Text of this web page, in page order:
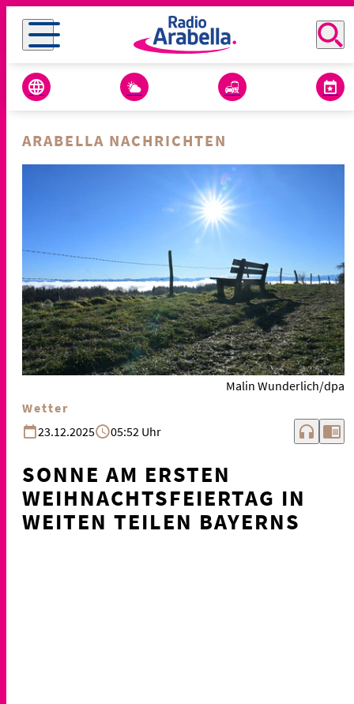
ARABELLA NACHRICHTEN
Malin Wunderlich/dpa
Wetter
23.12.2025
05:52 Uhr headphones chrome_reader_mode
SONNE AM ERSTEN
WEIHNACHTSFEIERTAG IN
WEITEN TEILEN BAYERNS